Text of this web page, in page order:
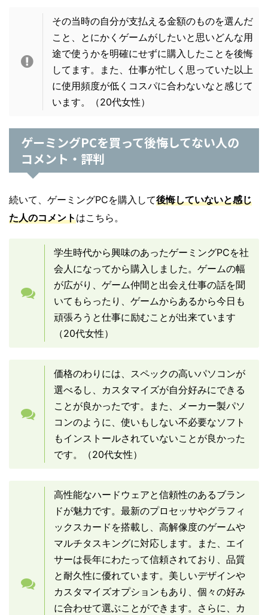
その当時の自分が支払える金額のものを選んだ
こと、とにかくゲームがしたいと思いどんな用
途で使うかを明確にせずに購入したことを後悔
してます。また、仕事が忙しく思っていた以上
に使用頻度が低くコスパに合わないなと感じて
います。（20代女性）
ゲーミングPCを買って後悔してない人の
コメント・評判
続いて、ゲーミングPCを購入して後悔していないと感じ
た人のコメントはこちら。
学生時代から興味のあったゲーミングPCを社
会人になってから購入しました。ゲームの幅
が広がり、ゲーム仲間と出会え仕事の話を聞
いてもらったり、ゲームからあるから今日も
頑張ろうと仕事に励むことが出来ています
（20代女性）
価格のわりには、スペックの高いパソコンが
選べるし、カスタマイズが自分好みにできる
ことが良かったです。また、メーカー製パソ
コンのように、使いもしない不必要なソフト
もインストールされていないことが良かった
です。（20代女性）
高性能なハードウェアと信頼性のあるブラン
ドが魅力です。最新のプロセッサやグラフィ
ックスカードを搭載し、高解像度のゲームや
マルチタスキングに対応します。また、エイ
サーは長年にわたって信頼されており、品質
と耐久性に優れています。美しいデザインや
カスタマイズオプションもあり、個々の好み
に合わせて選ぶことができます。さらに、カ